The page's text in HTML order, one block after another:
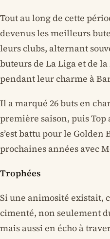
Tout au long de cette
devenus les meilleurs
leurs clubs, alternant
buteurs de La Liga et de
pendant leur charme à
Il a marqué 26 buts en
première saison, puis Top
s’est battu pour le Golden
prochaines années avec
Trophées
Si une animosité existait,
cimenté, non seulement
mais aussi en écho à